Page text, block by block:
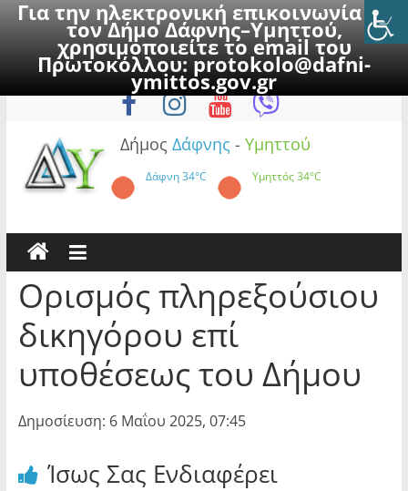
Για την ηλεκτρονική επικοινωνία με
τον Δήμο Δάφνης–Υμηττού,
χρησιμοποιείτε το email του
Πρωτοκόλλου:protokolo@dafni-
ymittos.gov.gr
to
Παρασκευή, 7 Αυγούστου 2026
Δήμος Δάφνης - Υμηττού
Δάφνη34°C Υμηττός34°C
Ορισμός πληρεξούσιου
δικηγόρου επί
υποθέσεως του Δήμου
Δημοσίευση: 6 Μαΐου 2025, 07:45
Ίσως Σας Ενδιαφέρει